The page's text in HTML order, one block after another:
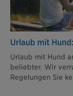
Urlaub mit
Urlaub mit Hund
beliebter. Wir
Regelungen Sie